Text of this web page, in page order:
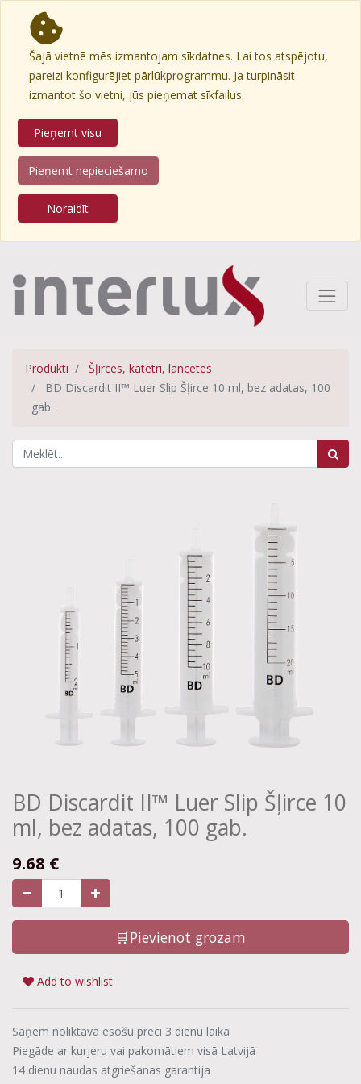
Šajā vietnē mēs izmantojam sīkdatnes. Lai tos atspējotu,
pareizi konfigurējiet pārlūkprogrammu. Ja turpināsit
izmantot šo vietni, jūs pieņemat sīkfailus.
Pieņemt visu
Pieņemt nepieciešamo
Noraidīt
Produkti
Šļirces, katetri, lancetes
BD Discardit II™ Luer Slip Šļirce 10 ml, bez adatas, 100
gab.
BD Discardit II™ Luer Slip Šļirce 10
ml, bez adatas, 100 gab.
9.68 €
🛒Pievienot grozam
Add to wishlist
Saņem noliktavā esošu preci 3 dienu laikā
Piegāde ar kurjeru vai pakomātiem visā Latvijā
14 dienu naudas atgriešanas garantija